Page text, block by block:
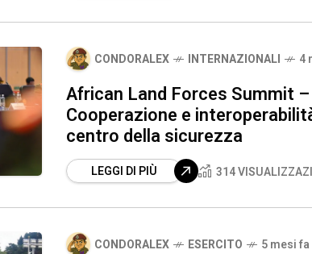
CONDORALEX INTERNAZIONALI 4
African Land Forces Summit –
Cooperazione e
centro della sicurezza
LEGGI DI PIÙ 314
CONDORALEX ESERCITO 5 mesi fa